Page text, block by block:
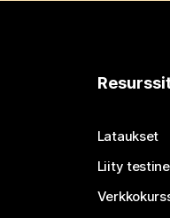
Lataukset
Liity